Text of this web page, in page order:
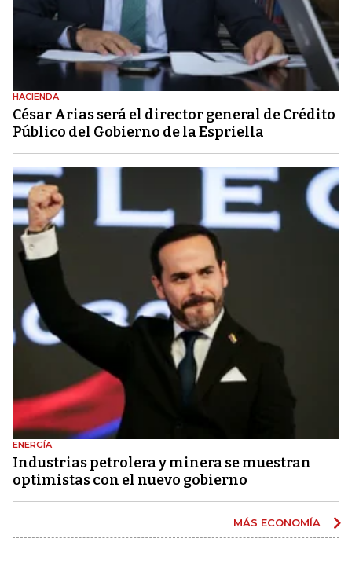
HACIENDA
César Arias será el director general de Crédito
Público del Gobierno de la Espriella
ENERGÍA
Industrias petrolera y minera se muestran
optimistas con el nuevo gobierno
MÁS ECONOMÍA